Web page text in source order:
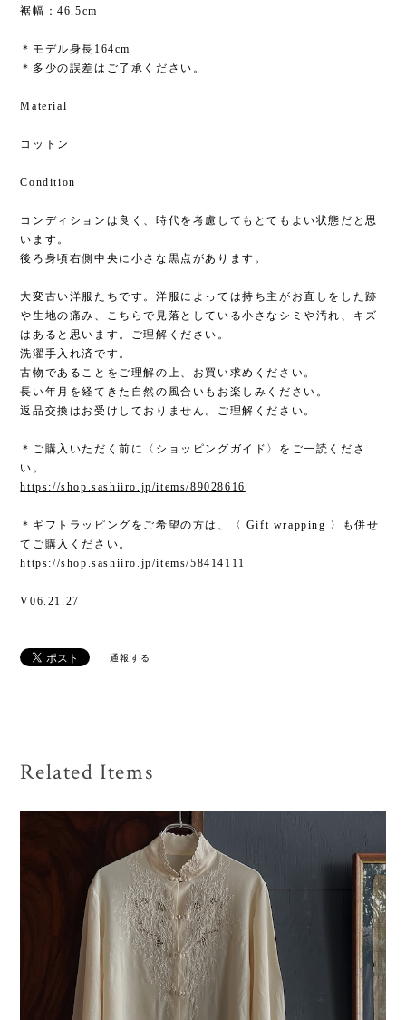
裾幅：46.5cm
＊モデル身長164cm
＊多少の誤差はご了承ください。
Material
コットン
Condition
コンディションは良く、時代を考慮してもとてもよい状態だと思
います。
後ろ身頃右側中央に小さな黒点があります。
大変古い洋服たちです。洋服によっては持ち主がお直しをした跡
や生地の痛み、こちらで見落としている小さなシミや汚れ、キズ
はあると思います。ご理解ください。
洗濯手入れ済です。
古物であることをご理解の上、お買い求めください。
長い年月を経てきた自然の風合いもお楽しみください。
返品交換はお受けしておりません。ご理解ください。
＊ご購入いただく前に〈ショッピングガイド〉をご一読くださ
い。
https://shop.sashiiro.jp/items/89028616
＊ギフトラッピングをご希望の方は、〈 Gift wrapping 〉も併せ
てご購入ください。
https://shop.sashiiro.jp/items/58414111
V06.21.27
通報する
Related Items